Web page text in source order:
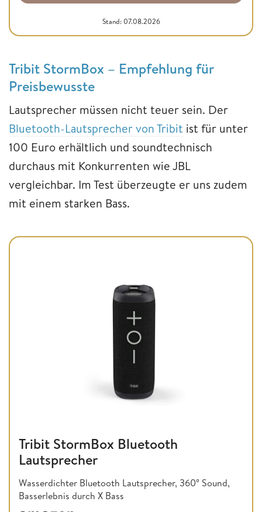
Stand: 07.08.2026
Tribit StormBox – Empfehlung für
Preisbewusste
Lautsprecher müssen nicht teuer sein. Der
Bluetooth-Lautsprecher von Tribit ist für unter
100 Euro erhältlich und soundtechnisch
durchaus mit Konkurrenten wie JBL
vergleichbar. Im Test überzeugte er uns zudem
mit einem starken Bass.
Tribit StormBox Bluetooth
Lautsprecher
Wasserdichter Bluetooth Lautsprecher, 360° Sound,
Basserlebnis durch X Bass